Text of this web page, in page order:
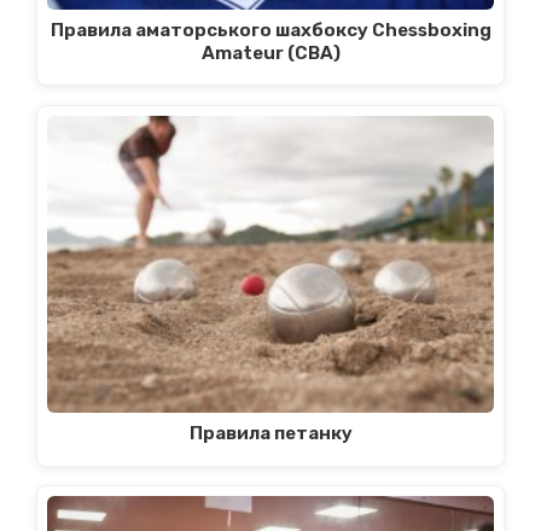
Правила аматорського шахбоксу Chessboxing
Amateur (CBA)
Правила петанку